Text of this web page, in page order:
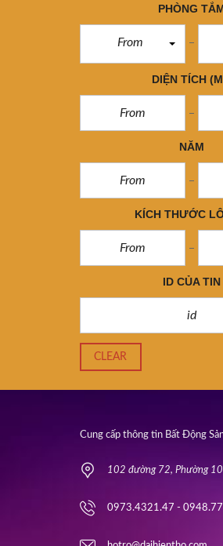
PHÒNG
From
DIỆN TÍCH
NĂM
KÍCH THƯỚC
ID CỦA TIN
CLEAR
Cung cấp thông tin Bất Động
102 đường 72, Phường
0973.4321.47 -